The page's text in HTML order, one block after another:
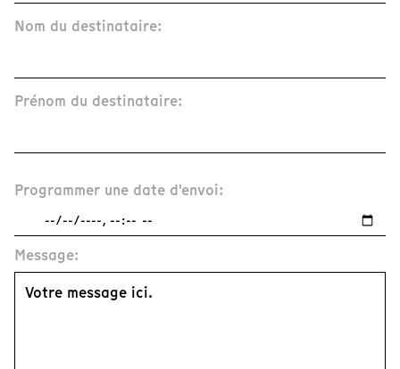
Nom du destinataire:
Prénom du destinataire:
Programmer une date d'envoi:
Message: